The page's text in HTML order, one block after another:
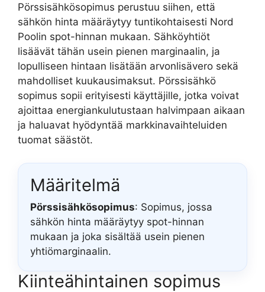
Pörssisähkösopimus perustuu siihen, että
sähkön hinta määräytyy tuntikohtaisesti Nord
Poolin spot-hinnan mukaan. Sähköyhtiöt
lisäävät tähän usein pienen marginaalin, ja
lopulliseen hintaan lisätään arvonlisävero sekä
mahdolliset kuukausimaksut. Pörssisähkö
sopimus sopii erityisesti käyttäjille, jotka voivat
ajoittaa energiankulutustaan halvimpaan aikaan
ja haluavat hyödyntää markkinavaihteluiden
tuomat säästöt.
Määritelmä
Pörssisähkösopimus: Sopimus, jossa
sähkön hinta määräytyy spot-hinnan
mukaan ja joka sisältää usein pienen
yhtiömarginaalin.
Kiinteähintainen sopimus